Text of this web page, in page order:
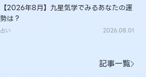
【2026年8月】九星気学でみるあなたの運
勢は？
占い 2026.08.01
記事一覧